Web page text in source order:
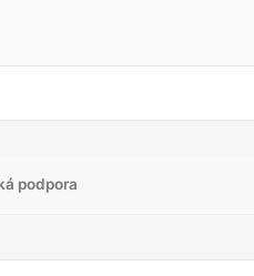
podpora